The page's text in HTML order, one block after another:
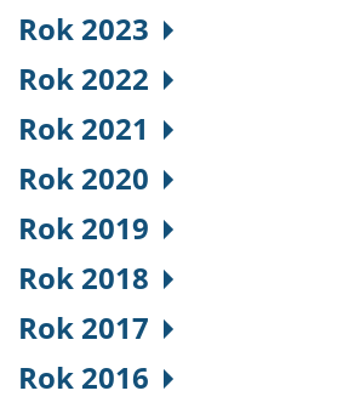
Rok 2023
Rok 2022
Rok 2021
Rok 2020
Rok 2019
Rok 2018
Rok 2017
Rok 2016